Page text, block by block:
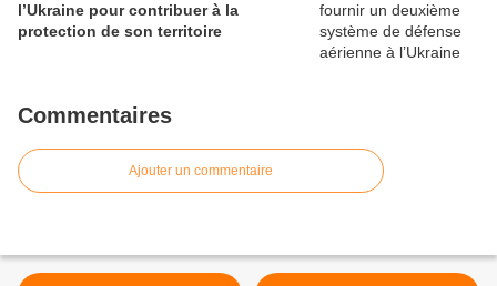
l’Ukraine pour contribuer à la
protection de son territoire
Commentaires
Ajouter un commentaire